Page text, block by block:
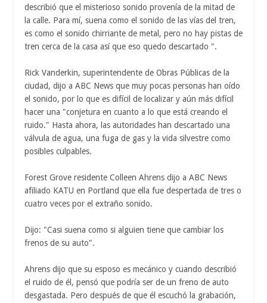
describió que el misterioso sonido provenía de la mitad de
la calle. Para mí, suena como el sonido de las vías del tren,
es como el sonido chirriante de metal, pero no hay pistas de
tren cerca de la casa así que eso quedo descartado ".
Rick Vanderkin, superintendente de Obras Públicas de la
ciudad, dijo a ABC News que muy pocas personas han oído
el sonido, por lo que es difícil de localizar y aún más difícil
hacer una "conjetura en cuanto a lo que está creando el
ruido." Hasta ahora, las autoridades han descartado una
válvula de agua, una fuga de gas y la vida silvestre como
posibles culpables.
Forest Grove residente Colleen Ahrens dijo a ABC News
afiliado KATU en Portland que ella fue despertada de tres o
cuatro veces por el extraño sonido.
Dijo: "Casi suena como si alguien tiene que cambiar los
frenos de su auto".
Ahrens dijo que su esposo es mecánico y cuando describió
el ruido de él, pensó que podría ser de un freno de auto
desgastada. Pero después de que él escuchó la grabación,